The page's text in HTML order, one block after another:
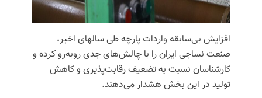
افزایش بی‌سابقه واردات پارچه طی سالهای اخیر،
صنعت نساجی ایران را با چالش‌های جدی روبه‌رو کرده و
کارشناسان نسبت به تضعیف رقابت‌پذیری و کاهش
تولید در این بخش هشدار می‌دهند.